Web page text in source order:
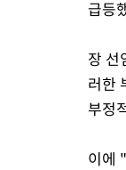
급등
장 선
러한
부정
이에